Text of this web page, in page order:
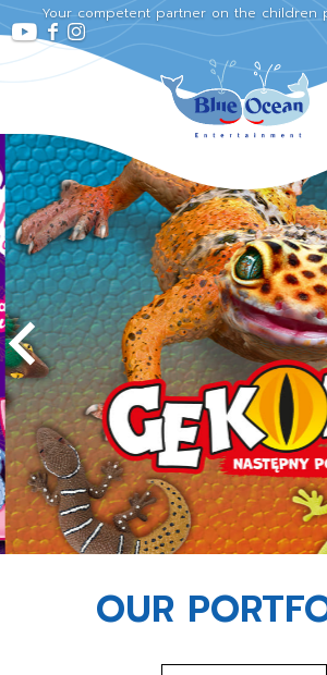
Your competent partner on the children
OUR